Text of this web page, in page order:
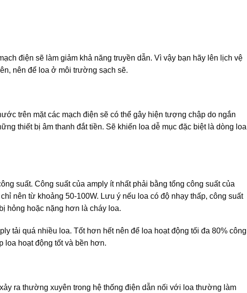
điện sẽ làm giảm khả năng truyền dẫn. Vì vậy bạn hãy lên lịch vệ
nên để loa ở môi trường sạch sẽ.
trên mặt các mạch điện sẽ có thể gây hiện tượng chập do ngắn
thiết bị âm thanh đắt tiền. Sẽ khiến loa dễ mục đặc biệt là dòng loa
suất. Công suất của amply ít nhất phải bằng tổng công suất của
nên từ khoảng 50-100W. Lưu ý nếu loa có độ nhạy thấp, công suất
hỏng hoặc nặng hơn là cháy loa.
tải quá nhiều loa. Tốt hơn hết nên để loa hoạt động tối đa 80% công
loa hoạt động tốt và bền hơn.
ra thường xuyên trong hệ thống điện dẫn nối với loa thường làm